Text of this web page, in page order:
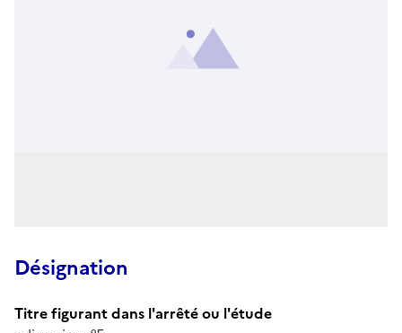
Désignation
Titre figurant dans l'arrêté ou l'étude